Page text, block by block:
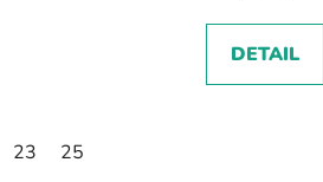
DETAIL
23 25